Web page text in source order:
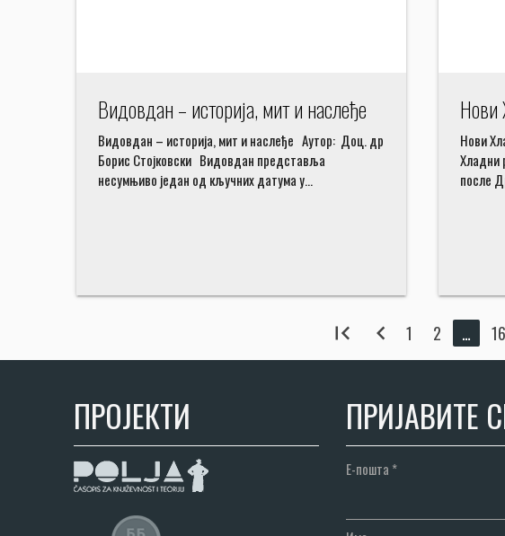
Видовдан – историја, мит и наслеђе
Видовдан – историја, мит и наслеђе Аутор: Доц. др
Борис Стојковски Видовдан представља
несумњиво један од кључних датума у…
Нови
Нови
Хладни
после
first_page chevron_left 1 2 …
ПРОЈЕКТИ ПРИЈАВИТЕ
Е-пошта *